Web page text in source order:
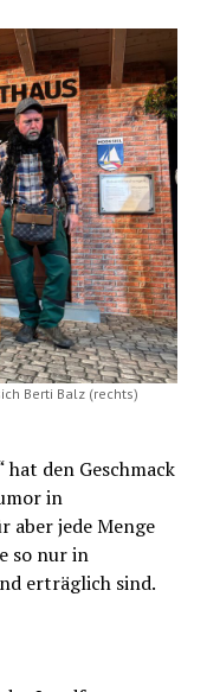
Berti Balz (rechts)
hat den Geschmack
in
aber jede Menge
so nur in
erträglich sind.